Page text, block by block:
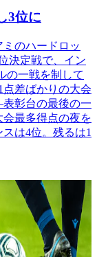
3位に
のハードロッ
決定戦で、イン
の一戦を制して
点差ばかりの大会
彰台の最後の一
最多得点の夜を
は4位。残るは1